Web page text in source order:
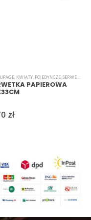
, KWIATY, POJEDYNCZE,SERWETKI
PAPIEROWA
zł